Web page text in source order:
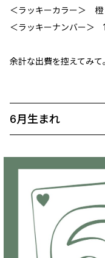
＜ラッキーカラー＞ 橙
＜ラッキーナンバー＞ 1
余計な出費を控えてみて
6月生まれ